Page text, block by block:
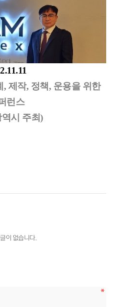
제작, 정책, 운용을 위한
런스
시 주최)
이 없습니다.